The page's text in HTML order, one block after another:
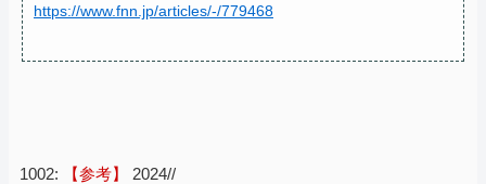
https://www.fnn.jp/articles/-/779468
1002: 【参考】 2024//